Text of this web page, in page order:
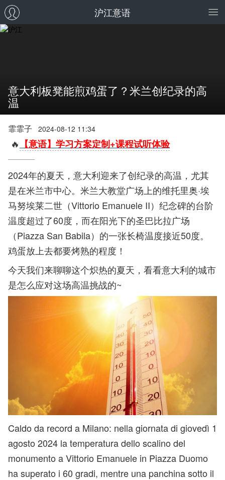
沪江意语
意大利板凳能煎鸡蛋了？米兰创纪录的高
温
霏霏子 2024-08-12 11:34
🔥 【意语】学习方案定制+课程试听体验
2024年的夏天，意大利迎来了创纪录的高温，尤其
是在米兰市中心。米兰大教堂广场上的维托里奥·埃
马努埃莱二世（Vittorio Emanuele II）纪念碑的台阶
温度超过了60度，而在阳光下的圣巴比拉广场
（Piazza San Babila）的一张长椅温度接近50度。
鸡蛋放上去都要烤熟的程度！
今天我们来聊聊这个炽热的夏天，看看意大利的城市
是怎么应对这场高温挑战的~
Caldo da record a Milano: nella giornata di giovedì 1
agosto 2024 la temperatura dello scalino del
monumento a Vittorio Emanuele in Piazza Duomo
ha superato i 60 gradi, mentre una panchina sotto il